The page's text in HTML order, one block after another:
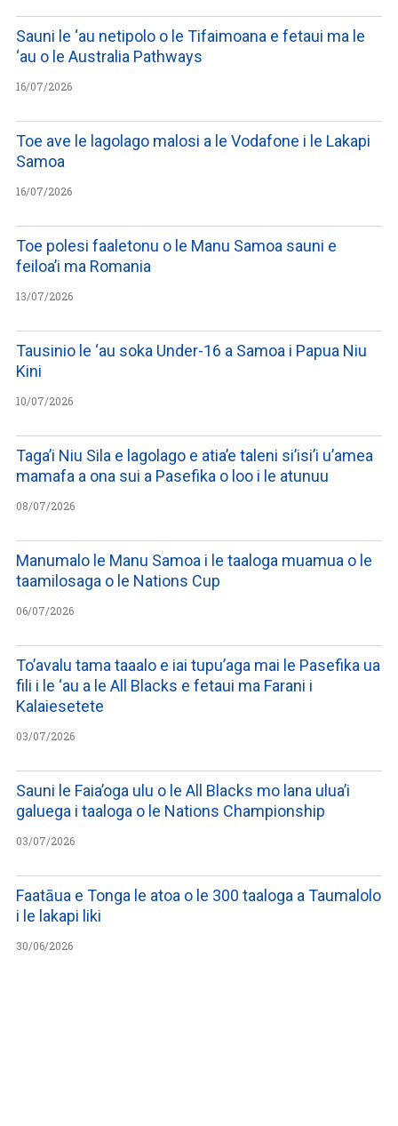
Sauni le ‘au netipolo o le Tifaimoana e fetaui ma le
‘au o le Australia Pathways
16/07/2026
Toe ave le lagolago malosi a le Vodafone i le Lakapi
Samoa
16/07/2026
Toe polesi faaletonu o le Manu Samoa sauni e
feiloa’i ma Romania
13/07/2026
Tausinio le ‘au soka Under-16 a Samoa i Papua Niu
Kini
10/07/2026
Taga’i Niu Sila e lagolago e atia’e taleni si’isi’i u’amea
mamafa a ona sui a Pasefika o loo i le atunuu
08/07/2026
Manumalo le Manu Samoa i le taaloga muamua o le
taamilosaga o le Nations Cup
06/07/2026
To’avalu tama taaalo e iai tupu’aga mai le Pasefika ua
fili i le ‘au a le All Blacks e fetaui ma Farani i
Kalaiesetete
03/07/2026
Sauni le Faia’oga ulu o le All Blacks mo lana ulua’i
galuega i taaloga o le Nations Championship
03/07/2026
Faatāua e Tonga le atoa o le 300 taaloga a Taumalolo
i le lakapi liki
30/06/2026